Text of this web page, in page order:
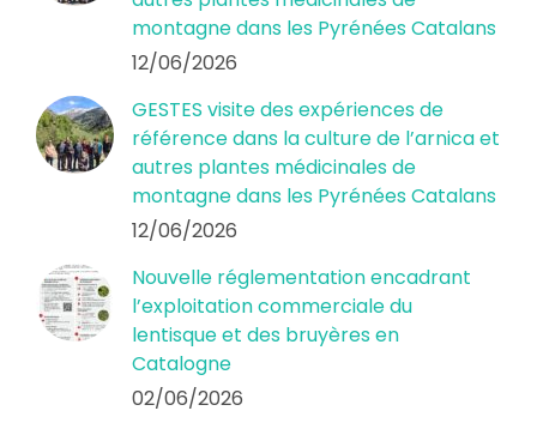
montagne dans les Pyrénées Catalans
12/06/2026
GESTES visite des expériences de
référence dans la culture de l’arnica et
autres plantes médicinales de
montagne dans les Pyrénées Catalans
12/06/2026
Nouvelle réglementation encadrant
l’exploitation commerciale du
lentisque et des bruyères en
Catalogne
02/06/2026